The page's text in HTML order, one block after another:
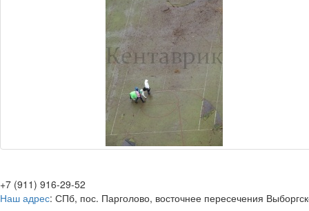
+7 (911) 916-29-52
Наш адрес: СПб, пос. Парголово, восточнее пересечения